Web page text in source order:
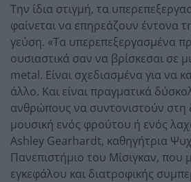
Την ίδια στιγμή, τα
φαίνεται να επηρεάζουν έντονα
γεύση. «Τα υπερεπεξεργασμένα
ουσιαστικά σαν να βρίσκεσαι σε
metal. Είναι σχεδιασμένα για να
άλλο. Και είναι πραγματικά
ανθρώπους να συντονιστούν στη
μουσική ενός φρούτου ή ενός
Ashley Gearhardt, καθηγήτρια
Πανεπιστήμιο του Μίσιγκαν, που
εγκεφάλου και διατροφικής